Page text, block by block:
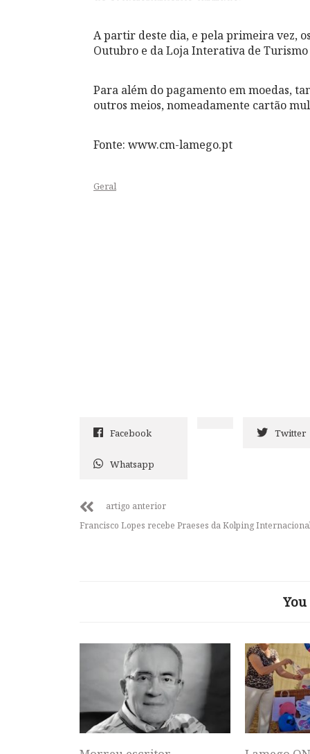
A partir deste dia, e pela primeira vez,
Outubro e da Loja Interativa de
Para além do pagamento em moedas,
outros meios, nomeadamente cartão
Fonte: www.cm-lamego.pt
Geral
Facebook Twitter
Whatsapp
artigo anterior
Francisco Lopes recebe Praeses da Kolping